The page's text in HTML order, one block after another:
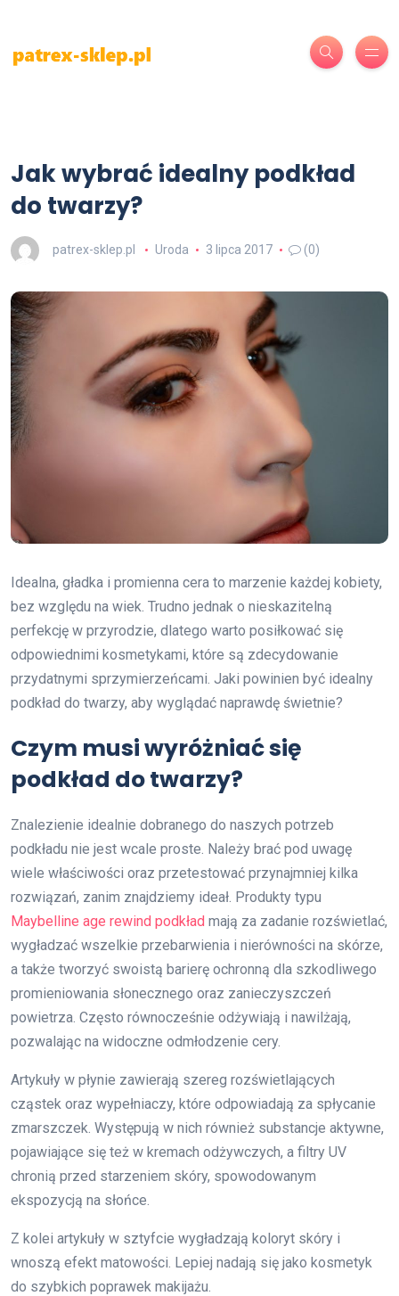
Jak wybrać idealny podkład
do twarzy?
patrex-sklep.pl Uroda 3 lipca 2017 (0)
Idealna, gładka i promienna cera to marzenie każdej kobiety,
bez względu na wiek. Trudno jednak o nieskazitelną
perfekcję w przyrodzie, dlatego warto posiłkować się
odpowiednimi kosmetykami, które są zdecydowanie
przydatnymi sprzymierzeńcami. Jaki powinien być idealny
podkład do twarzy, aby wyglądać naprawdę świetnie?
Czym musi wyróżniać się
podkład do twarzy?
Znalezienie idealnie dobranego do naszych potrzeb
podkładu nie jest wcale proste. Należy brać pod uwagę
wiele właściwości oraz przetestować przynajmniej kilka
rozwiązań, zanim znajdziemy ideał. Produkty typu
Maybelline age rewind podkład mają za zadanie rozświetlać,
wygładzać wszelkie przebarwienia i nierówności na skórze,
a także tworzyć swoistą barierę ochronną dla szkodliwego
promieniowania słonecznego oraz zanieczyszczeń
powietrza. Często równocześnie odżywiają i nawilżają,
pozwalając na widoczne odmłodzenie cery.
Artykuły w płynie zawierają szereg rozświetlających
cząstek oraz wypełniaczy, które odpowiadają za spłycanie
zmarszczek. Występują w nich również substancje aktywne,
pojawiające się też w kremach odżywczych, a filtry UV
chronią przed starzeniem skóry, spowodowanym
ekspozycją na słońce.
Z kolei artykuły w sztyfcie wygładzają koloryt skóry i
wnoszą efekt matowości. Lepiej nadają się jako kosmetyk
do szybkich poprawek makijażu.